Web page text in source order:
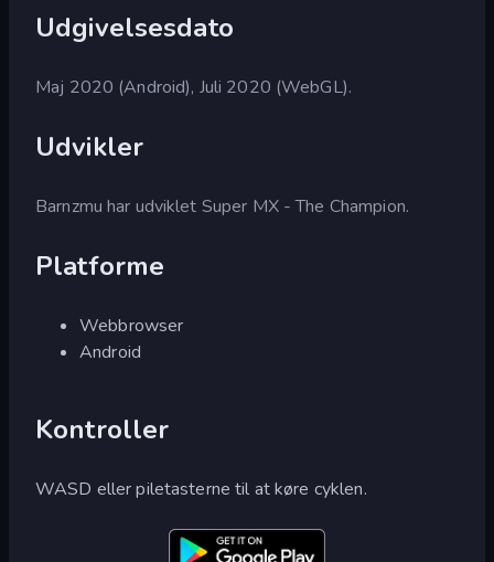
Udgivelsesdato
Maj 2020 (Android), Juli 2020 (WebGL).
Udvikler
Barnzmu har udviklet Super MX - The Champion.
Platforme
Webbrowser
Android
Kontroller
WASD eller piletasterne til at køre cyklen.